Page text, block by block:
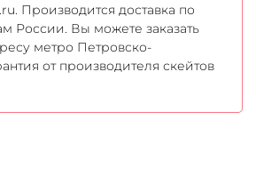
Производится доставка по
России. Вы можете заказать
метро Петровско-
от производителя скейтов